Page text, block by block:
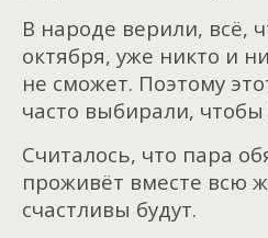
В народе верили, всё,
октября, уже никто и
не сможет. Поэтому
часто выбирали,
Считалось, что пара
проживёт вместе всю
счастливы будут.